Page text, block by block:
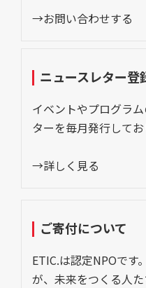
→お問い合わせする
ニュースレター登
イベントやプログラ
ターを毎月発行してお
→詳しく見る
ご寄付について
ETIC.は認定NPOです
が、未来をつくる人た